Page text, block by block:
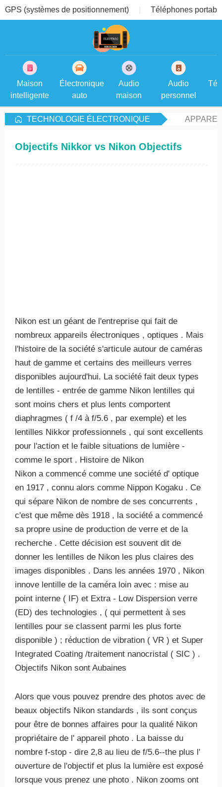
GPS (systèmes de positionnement) Téléphones
Maison
intelligente
Électronique
auto
Audio
maison
Audio
personnel
TECHNOLOGIE ÉLECTRONIQUE
Objectifs Nikkor vs Nikon Objectifs
Nikon est un géant de l'entreprise qui fait de
nombreux appareils électroniques , optiques . Mais
l'histoire de la société s'articule autour de caméras
haut de gamme et certains des meilleurs verres
disponibles aujourd'hui. La société fait deux types
de lentilles - entrée de gamme Nikon lentilles qui
sont moins chers et plus lents comportent
diaphragmes ( f /4 à f/5.6 , par exemple) et les
lentilles Nikkor professionnels , qui sont excellents
pour l'action et le faible situations de lumière -
comme le sport . Histoire de Nikon
Nikon a commencé comme une société d' optique
en 1917 , connu alors comme Nippon Kogaku . Ce
qui sépare Nikon de nombre de ses concurrents ,
c'est que même dès 1918 , la société a commencé
sa propre usine de production de verre et de la
recherche . Cette décision est souvent dit de
donner les lentilles de Nikon les plus claires des
images disponibles . Dans les années 1970 , Nikon
innove lentille de la caméra loin avec : mise au
point interne ( IF) et Extra - Low Dispersion verre
(ED) des technologies , ( qui permettent à ses
lentilles pour se classent parmi les plus forte
disponible ) ; réduction de vibration ( VR ) et Super
Integrated Coating /traitement nanocristal ( SIC ) .
Objectifs Nikon sont Aubaines
Alors que vous pouvez prendre des photos avec de
beaux objectifs Nikon standards , ils sont conçus
pour être de bonnes affaires pour la qualité Nikon
propriétaire de l' appareil photo . La baisse du
nombre f-stop - dire 2,8 au lieu de f/5.6--the plus l'
ouverture de l'objectif et plus la lumière est exposé
lorsque vous prenez une photo . Nikon zooms ont